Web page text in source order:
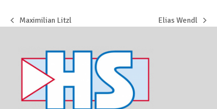
vorheriger
Maximilian Litzl
Nächster
Elias Wendl